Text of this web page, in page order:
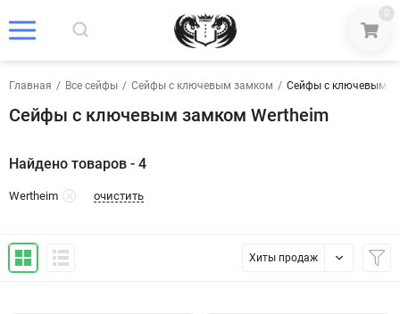
0
Главная / Все сейфы / Сейфы с ключевым замком / Сейфы с ключевым
Сейфы с ключевым замком Wertheim
Найдено товаров - 4
Wertheim очистить
Хиты продаж